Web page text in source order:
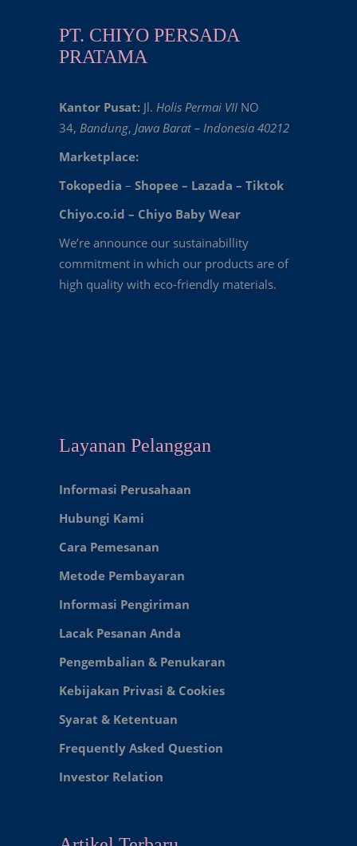
PT. CHIYO PERSADA
PRATAMA
Kantor Pusat: Jl. Holis Permai VII NO
34, Bandung, Jawa Barat – Indonesia 40212
Marketplace:
Tokopedia – Shopee – Lazada – Tiktok
Chiyo.co.id – Chiyo Baby Wear
We’re announce our sustainabillity
commitment in which our products are of
high quality with eco-friendly materials.
Layanan Pelanggan
Informasi Perusahaan
Hubungi Kami
Cara Pemesanan
Metode Pembayaran
Informasi Pengiriman
Lacak Pesanan Anda
Pengembalian & Penukaran
Kebijakan Privasi & Cookies
Syarat & Ketentuan
Frequently Asked Question
Investor Relation